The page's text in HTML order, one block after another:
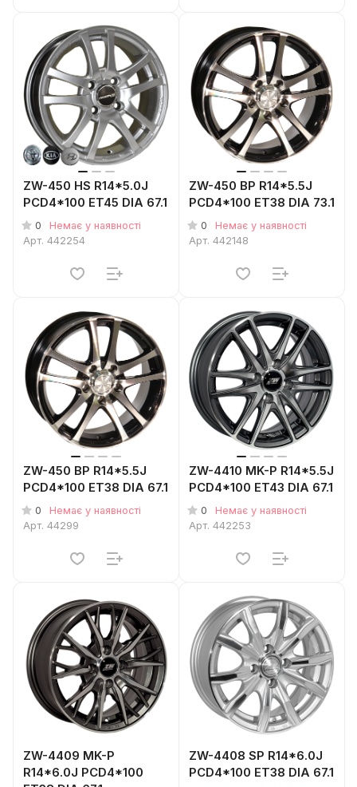
ZW-450 HS R14*5.0J
PCD4*100 ET45 DIA 67.1
0
Немає у наявності
Арт. 442254
ZW-450 BP R14*5.5J
PCD4*100 ET38 DIA 73.1
0
Немає у наявності
Арт. 442148
ZW-450 BP R14*5.5J
PCD4*100 ET38 DIA 67.1
0
Немає у наявності
Арт. 44299
ZW-4410 MK-P R14*5.5J
PCD4*100 ET43 DIA 67.1
0
Немає у наявності
Арт. 442253
ZW-4409 MK-P
R14*6.0J PCD4*100
ZW-4408 SP R14*6.0J
PCD4*100 ET38 DIA 67.1